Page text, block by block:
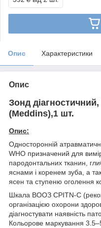
Опис Характеристики
Опис
Зонд
(Meddins),1 шт.
Опис:
Односторонній
WHO призначений для
пародонтальних тканин,
яснами і коренем зуба, а
ясен та ступеню оголення
Шкала ВООЗ CPITN-C
організацією охорони
діагностувати наявність
Кольорове маркування